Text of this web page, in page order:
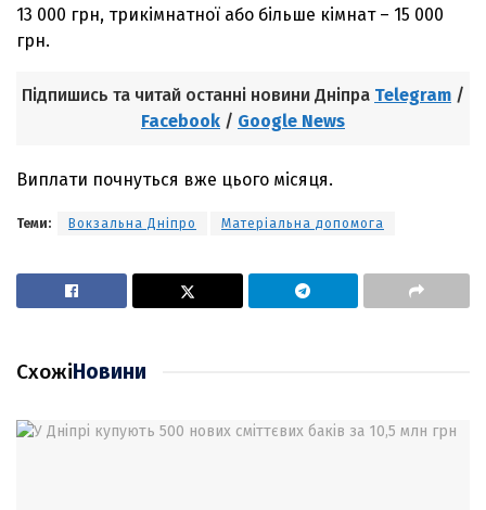
13 000 грн, трикімнатної або більше кімнат – 15 000
грн.
Підпишись та читай останні новини Дніпра Telegram /
Facebook / Google News
Виплати почнуться вже цього місяця.
Теми: Вокзальна Дніпро Матеріальна допомога
СхожіНовини